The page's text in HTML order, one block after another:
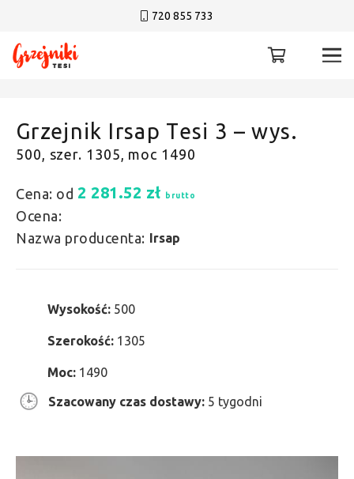
720 855 733
Grzejnik Irsap Tesi 3 – wys.
500, szer. 1305, moc 1490
Cena: od 2 281.52 zł brutto
Ocena:
Nazwa producenta: Irsap
Wysokość: 500
Szerokość: 1305
Moc: 1490
Szacowany czas dostawy: 5 tygodni